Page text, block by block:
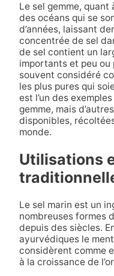
Le sel gemme,
des océans qui se
d’années, laissant
concentrée de sel
de sel contient un
importants et peu ou
souvent considéré
les plus pures qui
est l’un des
gemme, mais
disponibles,
monde.
Utilisations
Le sel marin est un
nombreuses formes
depuis des siècles.
ayurvédiques le
considèrent comme
à la croissance de